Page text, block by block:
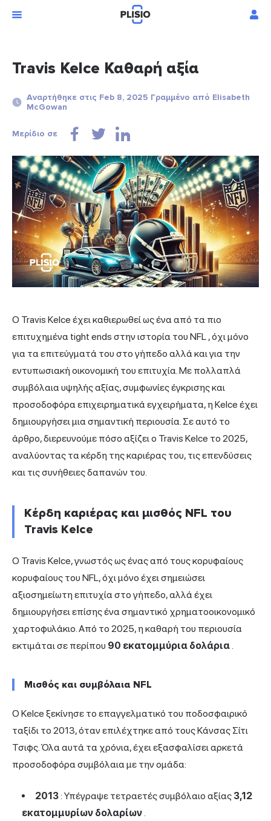
Travis Kelce Καθαρή αξία
Αναρτήθηκε στις Feb 8, 2025 Γραμμένο από Elisabeth
McGowan
Μερίδιο σε
Ο Travis Kelce έχει καθιερωθεί ως ένα από τα πιο
επιτυχημένα tight ends στην ιστορία του NFL , όχι μόνο
για τα επιτεύγματά του στο γήπεδο αλλά και για την
εντυπωσιακή οικονομική του επιτυχία. Με πολλαπλά
συμβόλαια υψηλής αξίας, συμφωνίες έγκρισης και
προσοδοφόρα επιχειρηματικά εγχειρήματα, η Kelce έχει
δημιουργήσει μια σημαντική περιουσία. Σε αυτό το
άρθρο, διερευνούμε πόσο αξίζει ο Travis Kelce το 2025,
αναλύοντας τα κέρδη της καριέρας του, τις επενδύσεις
και τις συνήθειες δαπανών του.
Κέρδη καριέρας και μισθός NFL του
Travis Kelce
Ο Travis Kelce, γνωστός ως ένας από τους κορυφαίους
κορυφαίους του NFL, όχι μόνο έχει σημειώσει
αξιοσημείωτη επιτυχία στο γήπεδο, αλλά έχει
δημιουργήσει επίσης ένα σημαντικό χρηματοοικονομικό
χαρτοφυλάκιο. Από το 2025, η καθαρή του περιουσία
εκτιμάται σε περίπου 90 εκατομμύρια δολάρια.
Μισθός και συμβόλαια NFL
Ο Kelce ξεκίνησε το επαγγελματικό του ποδοσφαιρικό
ταξίδι το 2013, όταν επιλέχτηκε από τους Κάνσας Σίτι
Τσιφς. Όλα αυτά τα χρόνια, έχει εξασφαλίσει αρκετά
προσοδοφόρα συμβόλαια με την ομάδα:
2013: Υπέγραψε τετραετές συμβόλαιο αξίας 3,12
εκατομμυρίων δολαρίων.